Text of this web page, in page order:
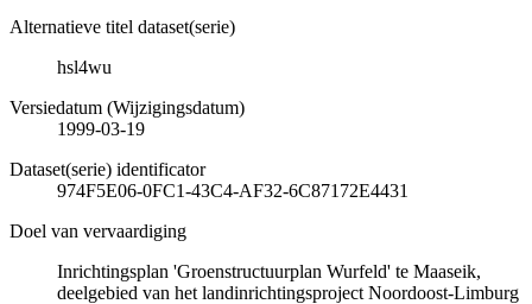
Alternatieve titel dataset(serie)
hsl4wu
Versiedatum (Wijzigingsdatum)
1999-03-19
Dataset(serie) identificator
974F5E06-0FC1-43C4-AF32-6C87172E4431
Doel van vervaardiging
Inrichtingsplan 'Groenstructuurplan Wurfeld' te Maaseik,
deelgebied van het landinrichtingsproject Noordoost-Limburg